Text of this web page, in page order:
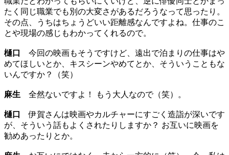
たく同じ職業でも別の大変さがあるだろうなって思ったり。
その点、うちはちょうどいい距離感なんですよね。仕事のこ
とや現場の感じもわかってくれるので。
樋口
今回の映画もそうですけど、遠出で泊まりの仕事はや
めてほしいとか、キスシーンやめてとか、そういうこともな
いんですか？（笑）
麻生 全然ないですよ！ もう大人なので（笑）。
樋口
伊賀さんは映画やカルチャーにすごく造詣が深いです
が、そういう話もよくされたりしますか？ お互いに映画を
勧めあったりとか。